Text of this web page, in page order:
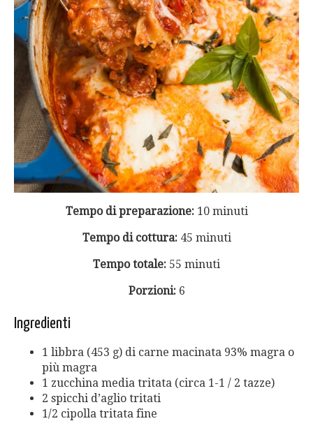
Tempo di preparazione:10 minuti
Tempo di cottura:45 minuti
Tempo totale: 55 minuti
Porzioni:6
Ingredienti
1 libbra (453 g) di carne macinata 93% magra o
più magra
1 zucchina media tritata (circa 1-1 / 2 tazze)
2 spicchi d’aglio tritati
1/2 cipolla tritata fine